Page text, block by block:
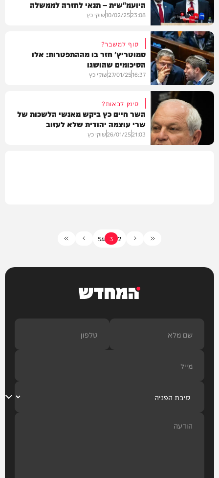
חדשות
היועמ"שית – תנאי לחזרה לממשלה
23:08
10/02/25שוקי כץ
חדשות
סוף למשבר?
סמוטריץ' חזר בו מההתפטרות: אלו
הסיכומים שהושגו
16:37
27/01/25שוקי כץ
סימן לבאות?
השר חיים כץ ביקש מאנשי הלשכות של
שרי עוצמה יהודית שלא לעזוב
21:03
26/01/25שוקי כץ
2
3
4
5
המחדש